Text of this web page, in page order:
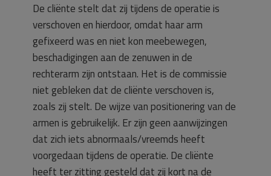
De cliënte stelt dat zij tijdens de operatie is
verschoven en hierdoor, omdat haar arm
gefixeerd was en niet kon meebewegen,
beschadigingen aan de zenuwen in de
rechterarm zijn ontstaan. Het is de commissie
niet gebleken dat de cliënte verschoven is,
zoals zij stelt. De wijze van positionering van de
armen is gebruikelijk. Er zijn geen aanwijzingen
dat zich iets abnormaals/vreemds heeft
voorgedaan tijdens de operatie. De cliënte
heeft ter zitting gesteld dat zij kort na de